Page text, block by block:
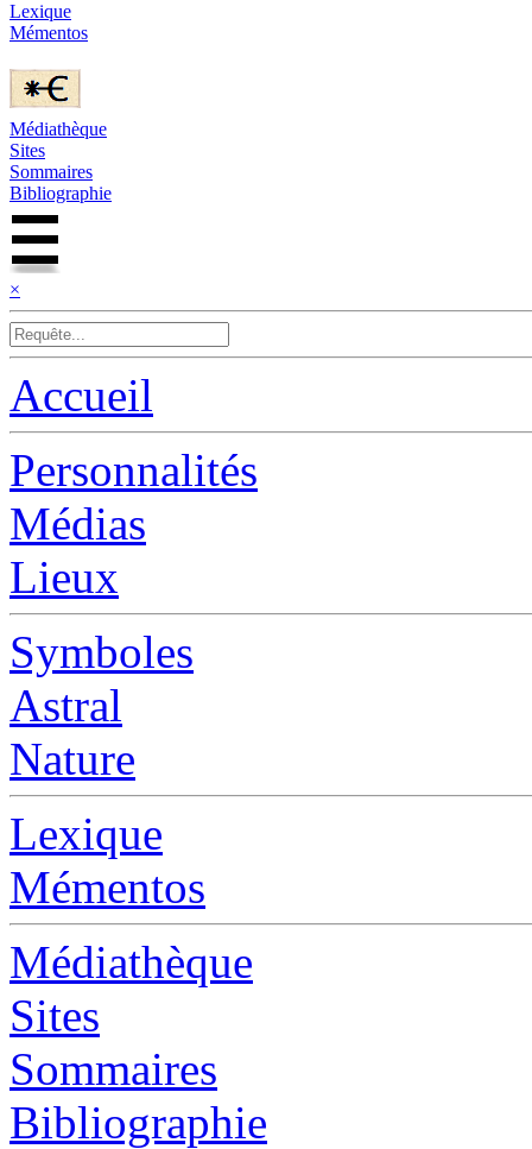
Lexique
Mémentos
Médiathèque
Sites
Sommaires
Bibliographie
×
Accueil
Personnalités
Médias
Lieux
Symboles
Astral
Nature
Lexique
Mémentos
Médiathèque
Sites
Sommaires
Bibliographie